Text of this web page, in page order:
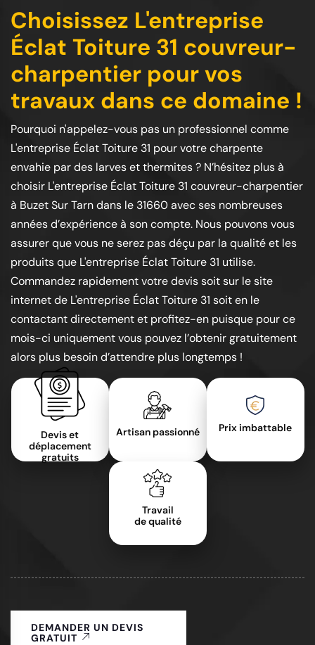
Choisissez L'entreprise
Éclat Toiture 31 couvreur-
charpentier pour vos
travaux dans ce domaine !
Pourquoi n'appelez-vous pas un professionnel comme
L'entreprise Éclat Toiture 31 pour votre charpente
envahie par des larves et thermites ? N’hésitez plus à
choisir L'entreprise Éclat Toiture 31 couvreur-charpentier
à Buzet Sur Tarn dans le 31660 avec ses nombreuses
années d’expérience à son compte. Nous pouvons vous
assurer que vous ne serez pas déçu par la qualité et les
produits que L'entreprise Éclat Toiture 31 utilise.
Commandez rapidement votre devis soit sur le site
internet de L'entreprise Éclat Toiture 31 soit en le
contactant directement et profitez-en puisque pour ce
mois-ci uniquement vous pouvez l’obtenir gratuitement
alors plus besoin d’attendre plus longtemps !
Devis et
déplacement
gratuits
Artisan passionné Prix imbattable
Travail
de qualité
DEMANDER UN DEVIS
GRATUIT